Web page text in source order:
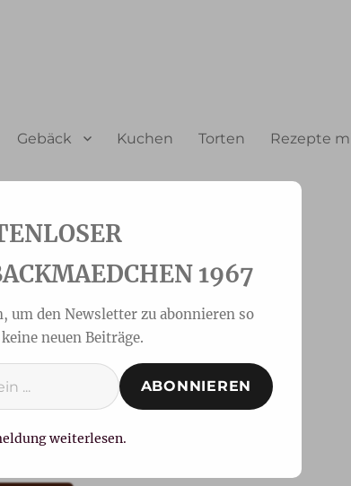
Gebäck Kuchen Torten Rezepte
1967
um den Newsletter zu abonnieren so
neuen Beiträge.
ABONNIEREN
weiterlesen.